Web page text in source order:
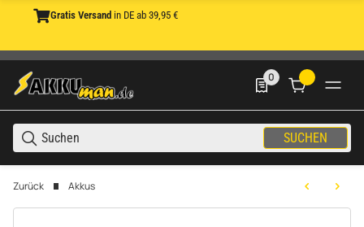
Gratis Versand in DE ab 39,95 €
SUCHEN
0
0 Produkte in der
Zurück Akkus